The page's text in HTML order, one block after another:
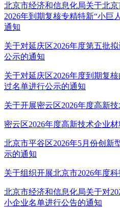
北京市经济和信息化局关于北
2026年到期复核专精特新“小巨
通知
关于对延庆区2026年度第五批
公示的通知
关于对延庆区2026年度到期复
过名单进行公示的通知
关于开展密云区2026年度高新
密云区2026年度高新技术企业
北京市平谷区2026年5月份创新
示的通知
关于组织开展北京市2026年度
北京市经济和信息化局关于对
小企业名单进行公告的通知